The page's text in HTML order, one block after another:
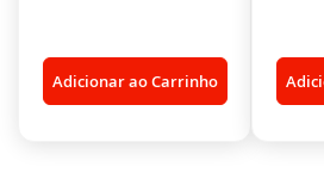
Adicionar ao Carrinho